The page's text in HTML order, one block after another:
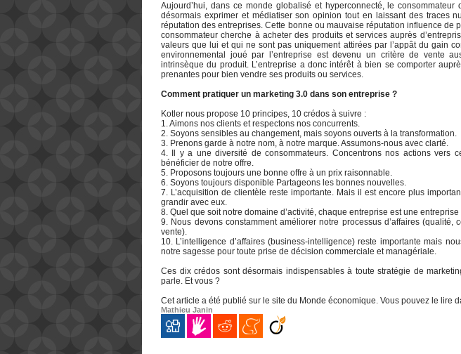
Aujourd’hui, dans ce monde globalisé et hyperconnecté, le consommateur
désormais exprimer et médiatiser son opinion tout en laissant des traces
réputation des entreprises. Cette bonne ou mauvaise réputation influence de
consommateur cherche à acheter des produits et services auprès
valeurs que lui et qui ne sont pas uniquement attirées par l’appât du gain
environnemental joué par l’entreprise est devenu un critère de vente
intrinsèque du produit. L’entreprise a donc intérêt à bien se comporter
prenantes pour bien vendre ses produits ou services.
Comment pratiquer un marketing 3.0 dans son entreprise ?
Kotler nous propose 10 principes, 10 crédos à suivre :
1. Aimons nos clients et respectons nos concurrents.
2. Soyons sensibles au changement, mais soyons ouverts à la transformation.
3. Prenons garde à notre nom, à notre marque. Assumons-nous avec clarté.
4. Il y a une diversité de consommateurs. Concentrons nos actions vers
bénéficier de notre offre.
5. Proposons toujours une bonne offre à un prix raisonnable.
6. Soyons toujours disponible Partageons les bonnes nouvelles.
7. L’acquisition de clientèle reste importante. Mais il est encore plus
grandir avec eux.
8. Quel que soit notre domaine d’activité, chaque entreprise est une
9. Nous devons constamment améliorer notre processus d’affaires (qualité,
vente).
10. L’intelligence d’affaires (business-intelligence) reste importante mais
notre sagesse pour toute prise de décision commerciale et managériale.
Ces dix crédos sont désormais indispensables à toute stratégie de
parle. Et vous ?
Cet article a été publié sur le site du Monde économique. Vous pouvez le lire
Mathieu Janin